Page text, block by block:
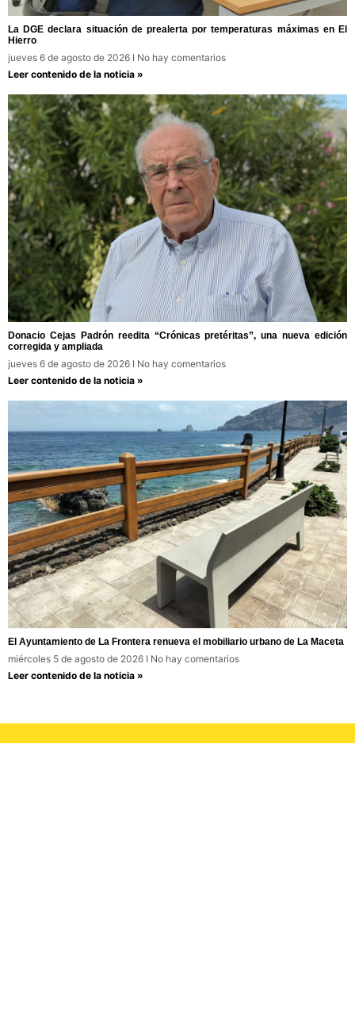
La DGE declara situación de prealerta por temperaturas máximas en El
Hierro
jueves 6 de agosto de 2026
No hay comentarios
Leer contenido de la noticia »
Donacio Cejas Padrón reedita “Crónicas pretéritas”, una nueva edición
corregida y ampliada
jueves 6 de agosto de 2026
No hay comentarios
Leer contenido de la noticia »
El Ayuntamiento de La Frontera renueva el mobiliario urbano de La Maceta
miércoles 5 de agosto de 2026
No hay comentarios
Leer contenido de la noticia »